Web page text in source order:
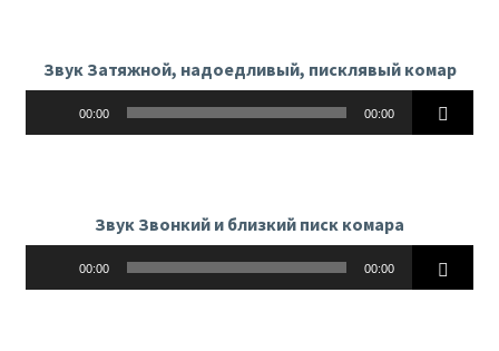
Звук Затяжной, надоедливый, писклявый комар
00:00 00:00
Звук Звонкий и близкий писк комара
00:00 00:00